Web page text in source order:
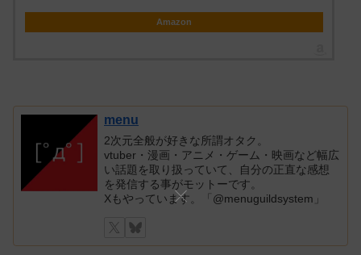
Amazon
menu
2次元全般が好きな所謂オタク。
vtuber・漫画・アニメ・ゲーム・映画など幅広
い話題を取り扱っていて、自分の正直な感想
を発信する事がモットーです。
Xもやっています。「@menuguildsystem」